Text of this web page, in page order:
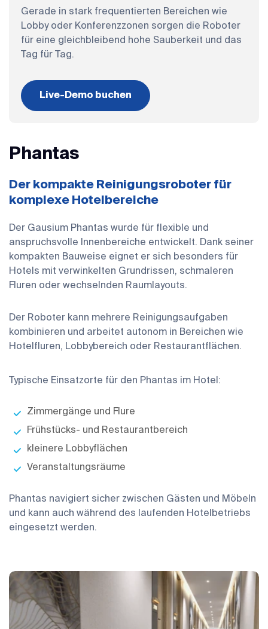
Gerade in stark frequentierten Bereichen wie
Lobby oder Konferenzzonen sorgen die Roboter
für eine gleichbleibend hohe Sauberkeit und das
Tag für Tag.
Live-Demo buchen
Phantas
Der kompakte Reinigungsroboter für
komplexe Hotelbereiche
Der Gausium Phantas wurde für flexible und
anspruchsvolle Innenbereiche entwickelt. Dank seiner
kompakten Bauweise eignet er sich besonders für
Hotels mit verwinkelten Grundrissen, schmaleren
Fluren oder wechselnden Raumlayouts.
Der Roboter kann mehrere Reinigungsaufgaben
kombinieren und arbeitet autonom in Bereichen wie
Hotelfluren, Lobbybereich oder Restaurantflächen.
Typische Einsatzorte für den Phantas im Hotel:
Zimmergänge und Flure
Frühstücks- und Restaurantbereich
kleinere Lobbyflächen
Veranstaltungsräume
Phantas navigiert sicher zwischen Gästen und Möbeln
und kann auch während des laufenden Hotelbetriebs
eingesetzt werden.